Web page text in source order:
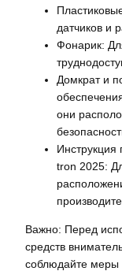
датчиков и
Фонарик:
Домкрат и
они
Инструкция
tron 2025:
Важно: Перед
средств
соблюдайте меры